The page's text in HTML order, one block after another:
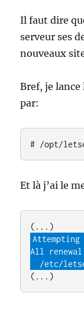
Il faut dire
serveur ses
nouveaux
Bref, je
par:
# /opt/
Et là j’ai le
All
/etc/
(...)